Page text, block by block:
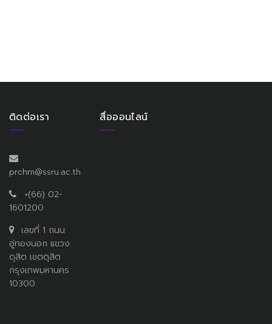
ติดต่อเรา
prchm@ssru.ac.th
+(66) 02-
1601200
เลขที่ 1 ถนน
อู่ทองนอก แขวง
ดุสิต เขตดุสิต
กรุงเทพมหานคร
10300
สื่อออนไลน์